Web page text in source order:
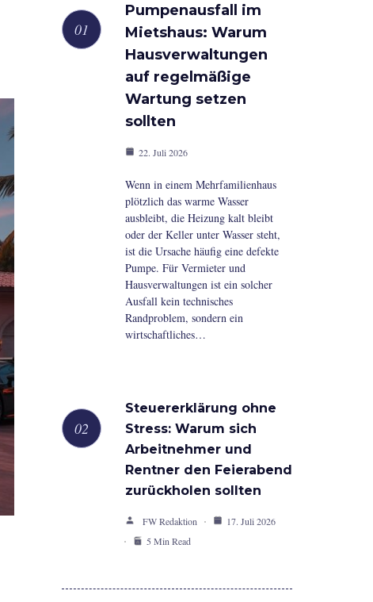
Pumpenausfall im
Mietshaus: Warum
Hausverwaltungen
auf regelmäßige
Wartung setzen
sollten
22. Juli 2026
Wenn in einem Mehrfamilienhaus
plötzlich das warme Wasser
ausbleibt, die Heizung kalt bleibt
oder der Keller unter Wasser steht,
ist die Ursache häufig eine defekte
Pumpe. Für Vermieter und
Hausverwaltungen ist ein solcher
Ausfall kein technisches
Randproblem, sondern ein
wirtschaftliches…
Steuererklärung ohne
Stress: Warum sich
Arbeitnehmer und
Rentner den Feierabend
zurückholen sollten
FW Redaktion
17. Juli 2026
5 Min Read